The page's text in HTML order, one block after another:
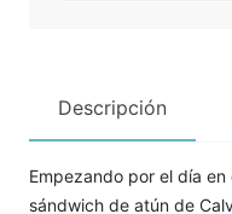
Descripción
Empezando por el día
sándwich de atún de